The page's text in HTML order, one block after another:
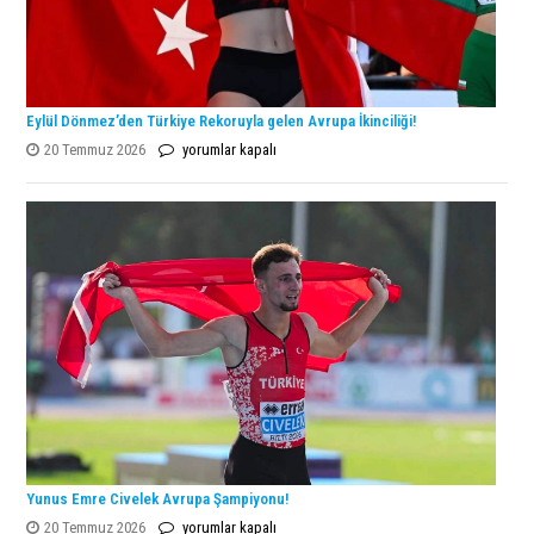
Eylül Dönmez’den Türkiye Rekoruyla gelen Avrupa İkinciliği!
20 Temmuz 2026
Eylül
Türkiye
gelen
Avrupa
İkinciliği!
yorumlar kapalı
Yunus Emre Civelek Avrupa Şampiyonu!
20 Temmuz 2026
Yunus
yorumlar kapalı